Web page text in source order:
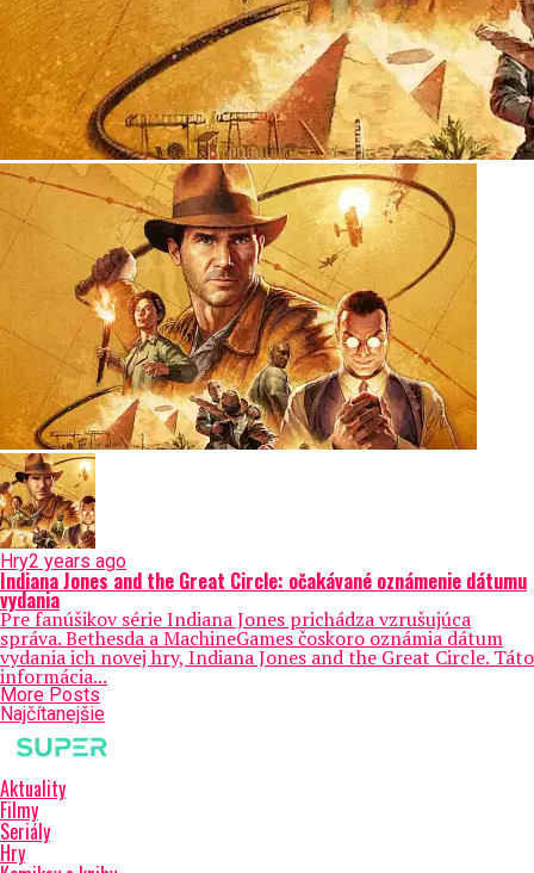
Hry2 years ago
Indiana Jones and the Great Circle: očakávané oznámenie dátumu
vydania
Pre fanúšikov série Indiana Jones prichádza vzrušujúca
správa. Bethesda a MachineGames čoskoro oznámia dátum
vydania ich novej hry, Indiana Jones and the Great Circle. Táto
informácia...
More Posts
Najčítanejšie
Aktuality
Filmy
Seriály
Hry